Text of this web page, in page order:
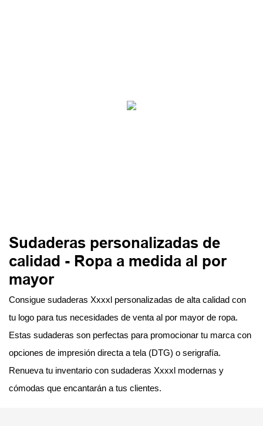
Sudaderas personalizadas de
calidad - Ropa a medida al por
mayor
Consigue sudaderas Xxxxl personalizadas de alta calidad con
tu logo para tus necesidades de venta al por mayor de ropa.
Estas sudaderas son perfectas para promocionar tu marca con
opciones de impresión directa a tela (DTG) o serigrafía.
Renueva tu inventario con sudaderas Xxxxl modernas y
cómodas que encantarán a tus clientes.